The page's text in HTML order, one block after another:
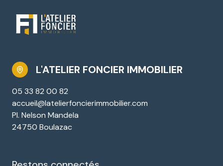
L'ATELIER FONCIER IMMOBILIER
05 33 82 00 82
accueil@latelierfoncierimmobilier.com
Pl. Nelson Mandela
24750 Boulazac